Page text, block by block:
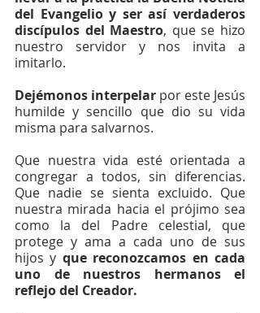
del Evangelio y ser así verdaderos
discípulos del Maestro, que se hizo
nuestro servidor y nos invita a
imitarlo.
Dejémonos interpelar por este Jesús
humilde y sencillo que dio su vida
misma para salvarnos.
Que nuestra vida esté orientada a
congregar a todos, sin diferencias.
Que nadie se sienta excluido. Que
nuestra mirada hacia el prójimo sea
como la del Padre celestial, que
protege y ama a cada uno de sus
hijos y que reconozcamos en cada
uno de nuestros hermanos el
reflejo del Creador.